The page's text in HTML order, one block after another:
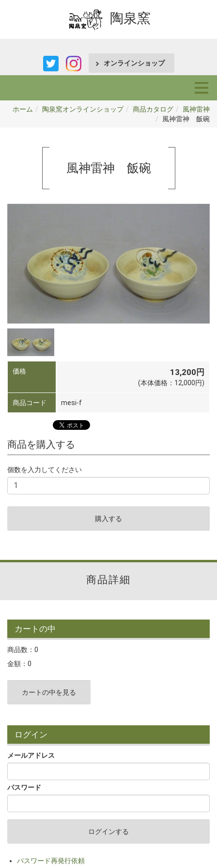
陶泉窯
オンラインショップ
ホーム 陶泉窯オンラインショップ 商品カタログ
風神雷神
風神雷神 飯碗
風神雷神 飯碗
価格 13,200円
(本体価格：12,000円)
商品コード mesi-f
商品を購入する
個数を入力してください
商品詳細
カートの中
商品数：0
金額：0
カートの中を見る
ログイン
メールアドレス
パスワード
パスワード再発行依頼